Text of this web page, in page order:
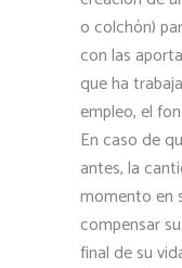
o colchón)
con las
que ha
empleo, el
En caso de
antes, la
momento en
compensar
final de su